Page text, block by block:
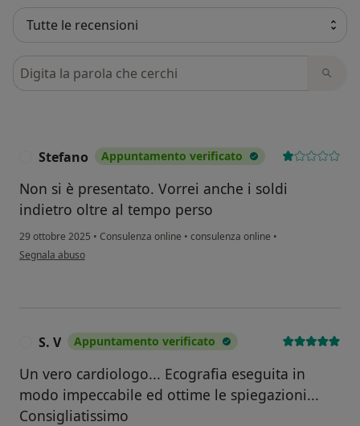
Cerca nelle recensioni
Stefano Appuntamento verificato
Non si è presentato. Vorrei anche i soldi
indietro oltre al tempo perso
29 ottobre 2025 • Consulenza online • consulenza online •
secondo l'opinione dell'utente Stefano
Segnala abuso
S. V Appuntamento verificato
Un vero cardiologo... Ecografia eseguita in
modo impeccabile ed ottime le spiegazioni...
Consigliatissimo